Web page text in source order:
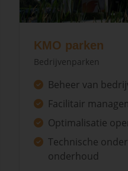
KMO parken
Bedrijvenparken
Beheer van
Facilitair
Optimalisatie
Technische
onderhoud